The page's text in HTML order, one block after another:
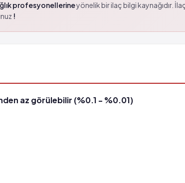
profesyonellerineyönelik bir ilaç bilgi kaynağıdır.
!
az görülebilir (%0.1 - %0.01)